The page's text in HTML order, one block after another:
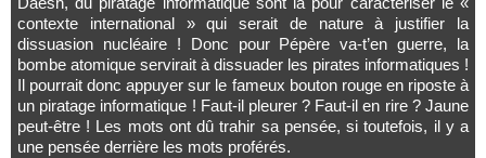
contexte international » qui serait de nature à justifier la
dissuasion nucléaire ! Donc pour Pépère va-t’en guerre, la
bombe atomique servirait à dissuader les pirates informatiques !
Il pourrait donc appuyer sur le fameux bouton rouge en riposte à
un piratage informatique ! Faut-il pleurer ? Faut-il en rire ? Jaune
peut-être ! Les mots ont dû trahir sa pensée, si toutefois, il y a
une pensée derrière les mots proférés.